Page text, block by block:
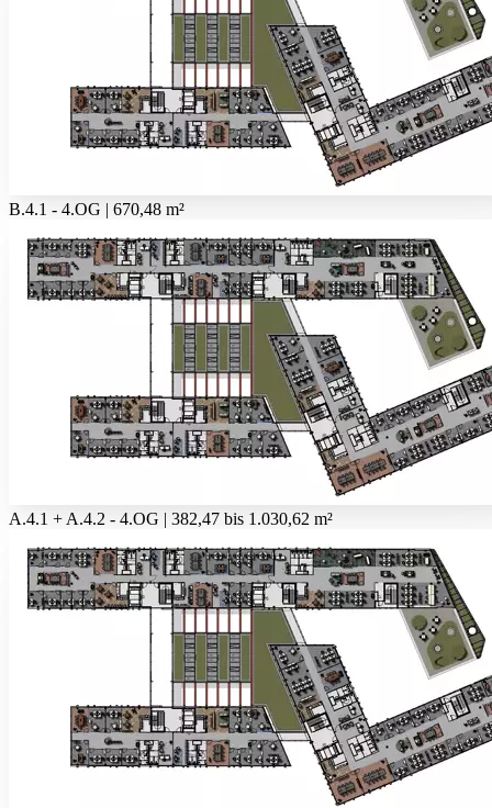
B.4.1 - 4.OG | 670,48 m²
A.4.1 + A.4.2 - 4.OG | 382,47 bis 1.030,62 m²